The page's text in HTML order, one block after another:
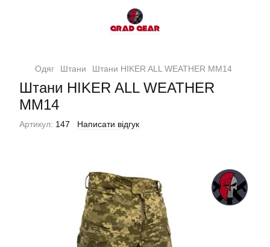
Одяг Штани Штани HIKER ALL WEATHER MM14
Штани HIKER ALL WEATHER
MM14
Артикул: 147 Написати відгук